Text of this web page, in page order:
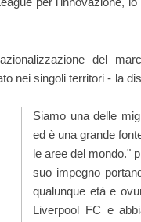
del
nei singoli territori - la
Siamo una delle
ed è una grande
le aree del mondo."
suo impegno
qualunque età e
Liverpool FC e